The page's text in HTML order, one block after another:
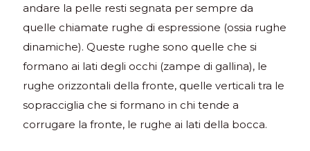
andare la pelle resti segnata per sempre da
quelle chiamate rughe di espressione (ossia rughe
dinamiche). Queste rughe sono quelle che si
formano ai lati degli occhi (zampe di gallina), le
rughe orizzontali della fronte, quelle verticali tra le
sopracciglia che si formano in chi tende a
corrugare la fronte, le rughe ai lati della bocca.